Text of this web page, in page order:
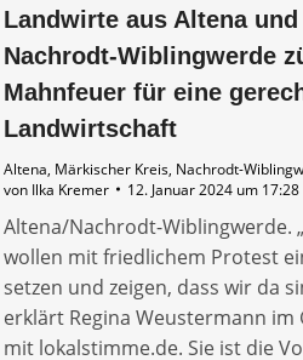
Landwirte aus Altena und
Nachrodt-Wiblingwerde
Mahnfeuer für eine
Landwirtschaft
Altena, Märkischer Kreis, Nachrodt-
von Ilka Kremer 12. Januar 2024 um 17:28
Altena/Nachrodt-Wiblingwerde.
wollen mit friedlichem Protest
setzen und zeigen, dass wir da
erklärt Regina Weustermann im
mit lokalstimme.de. Sie ist die